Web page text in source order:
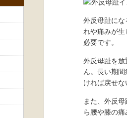
外反母趾に
れや痛みが
必要です。
外反母趾を
ん。長い期
ければ戻せ
また、外反
ら腰や膝の